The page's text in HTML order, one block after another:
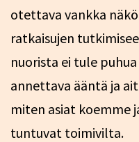
otettava vankka
ratkaisujen
nuorista ei tule
annettava ääntä ja
miten asiat koemme
tuntuvat toimivilta.